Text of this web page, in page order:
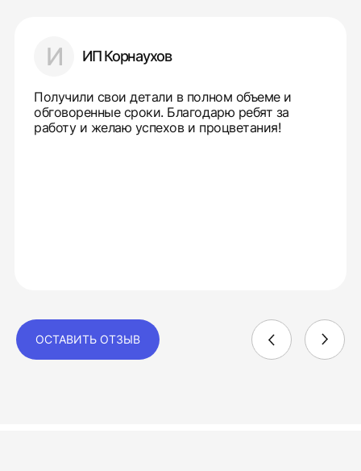
И ИП Корнаухов
Получили свои детали в полном объеме и
обговоренные сроки. Благодарю ребят за
работу и желаю успехов и процветания!
ОСТАВИТЬ ОТЗЫВ